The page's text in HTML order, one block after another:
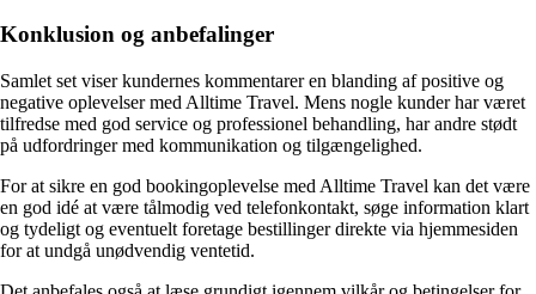
Konklusion og anbefalinger
Samlet set viser kundernes kommentarer en blanding af positive og
negative oplevelser med Alltime Travel. Mens nogle kunder har været
tilfredse med god service og professionel behandling, har andre stødt
på udfordringer med kommunikation og tilgængelighed.
For at sikre en god bookingoplevelse med Alltime Travel kan det være
en god idé at være tålmodig ved telefonkontakt, søge information klart
og tydeligt og eventuelt foretage bestillinger direkte via hjemmesiden
for at undgå unødvendig ventetid.